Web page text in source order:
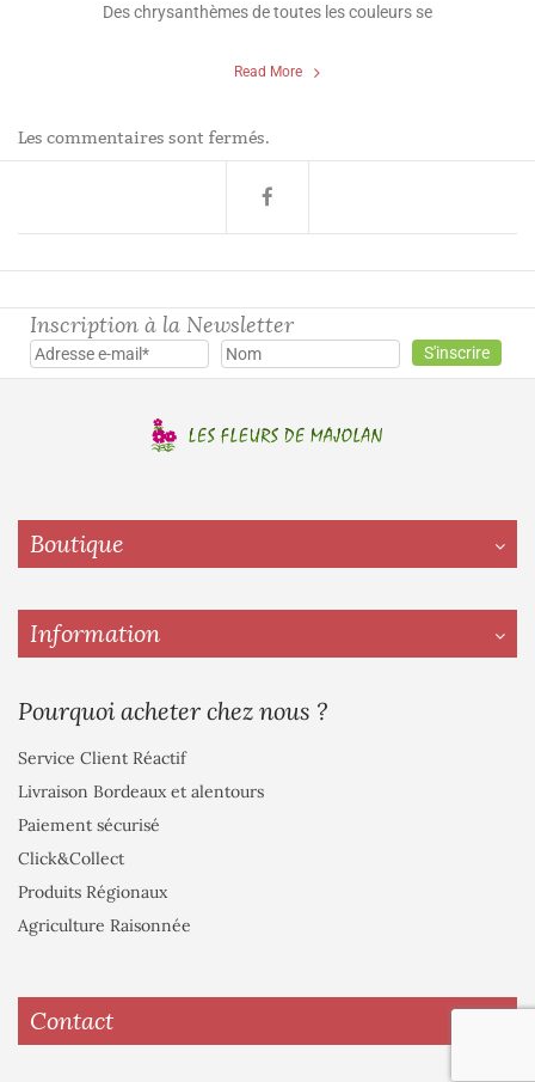
Des chrysanthèmes de toutes les couleurs se
Read More
Les commentaires sont fermés.
Inscription à la Newsletter
Boutique
Information
Pourquoi acheter chez nous ?
Service Client Réactif
Livraison Bordeaux et alentours
Paiement sécurisé
Click&Collect
Produits Régionaux
Agriculture Raisonnée
Contact